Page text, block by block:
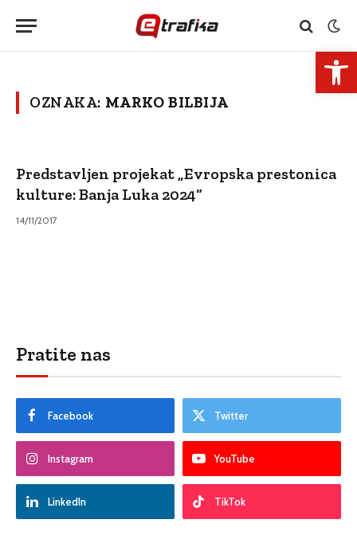
OZNAKA: MARKO BILBIJA
Predstavljen projekat „Evropska prestonica
kulture: Banja Luka 2024“
14/11/2017
Pratite nas
Facebook Twitter
Instagram YouTube
LinkedIn TikTok